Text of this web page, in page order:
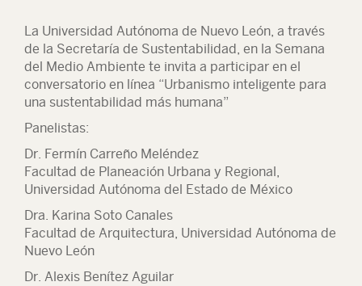
La Universidad Autónoma de Nuevo León, a través
de la Secretaría de Sustentabilidad, en la Semana
del Medio Ambiente te invita a participar en el
conversatorio en línea “Urbanismo inteligente para
una sustentabilidad más humana”
Panelistas:
Dr. Fermín Carreño Meléndez
Facultad de Planeación Urbana y Regional,
Universidad Autónoma del Estado de México
Dra. Karina Soto Canales
Facultad de Arquitectura, Universidad Autónoma de
Nuevo León
Dr. Alexis Benítez Aguilar